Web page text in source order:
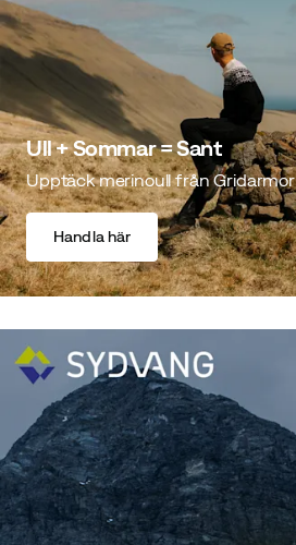
Ull + Sommar = Sant
Upptäck merinoull från Gridarmor
Handla här